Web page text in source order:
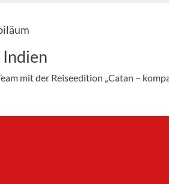
Indien
mit der Reiseedition „Catan –